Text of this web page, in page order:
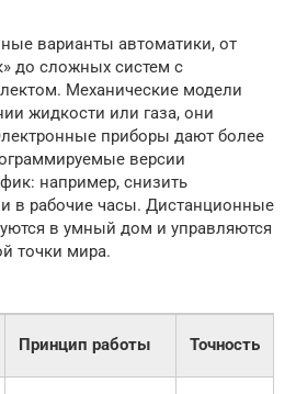
варианты автоматики, от
до сложных систем с
Механические модели
жидкости или газа, они
приборы дают более
версии
например, снизить
в рабочие часы. Дистанционные
в умный дом и управляются
точки мира.
Принцип работы Точность